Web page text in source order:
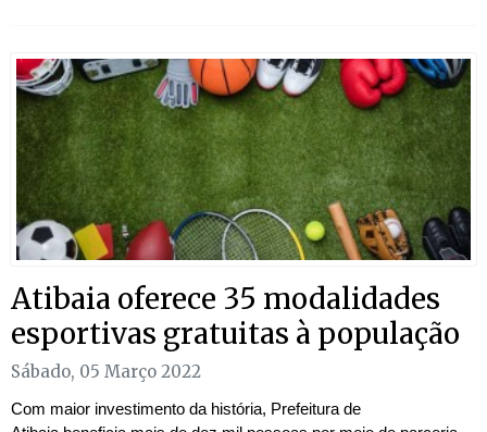
Atibaia oferece 35 modalidades
esportivas gratuitas à população
Sábado, 05 Março 2022
Com maior investimento da história, Prefeitura de